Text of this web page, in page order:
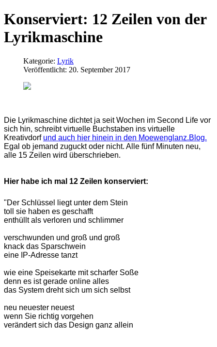
Konserviert: 12 Zeilen von der
Lyrikmaschine
Kategorie: Lyrik
Veröffentlicht: 20. September 2017
Die Lyrikmaschine dichtet ja seit Wochen im Second Life vor
sich hin, schreibt virtuelle Buchstaben ins virtuelle
Kreativdorf und auch hier hinein in den Moewenglanz.Blog.
Egal ob jemand zuguckt oder nicht. Alle fünf Minuten neu,
alle 15 Zeilen wird überschrieben.
Hier habe ich mal 12 Zeilen konserviert:
"Der Schlüssel liegt unter dem Stein
toll sie haben es geschafft
enthüllt als verloren und schlimmer
verschwunden und groß und groß
knack das Sparschwein
eine IP-Adresse tanzt
wie eine Speisekarte mit scharfer Soße
denn es ist gerade online alles
das System dreht sich um sich selbst
neu neuester neuest
wenn Sie richtig vorgehen
verändert sich das Design ganz allein